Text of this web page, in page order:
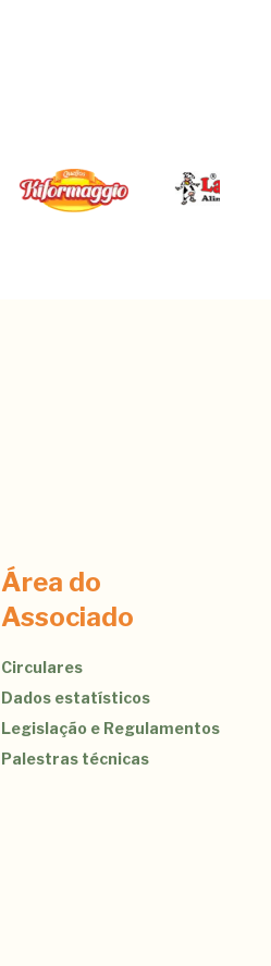
Área do
Associado
Circulares
Dados estatísticos
Legislação e Regulamentos
Palestras técnicas